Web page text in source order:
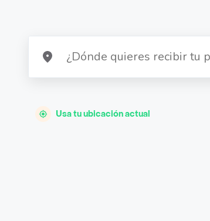
Usa tu ubicación actual